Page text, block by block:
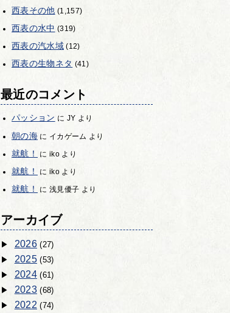
西表その他 (1,157)
西表の水中 (319)
西表の汽水域(12)
西表の生物ネタ (41)
最近のコメント
パッション に JY より
朝の海に イカゲーム より
就航！ に ikoより
就航！ に ikoより
就航！ に 浅見優子 より
アーカイブ
2026(27)
2025(53)
2024(61)
2023(68)
2022(74)